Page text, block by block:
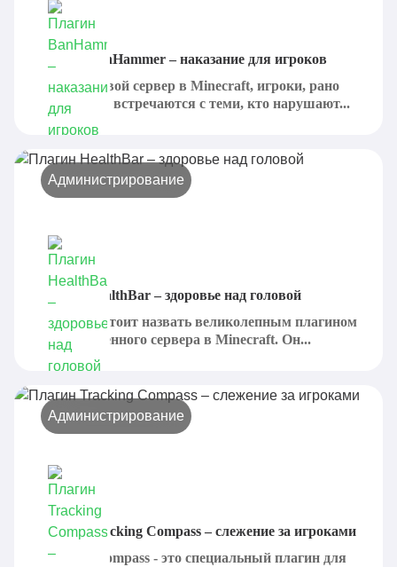
Плагин BanHammer – наказание для игроков
Создавая свой сервер в Minecraft, игроки, рано
или поздно, встречаются с теми, кто нарушают...
Администрирование
Плагин HealthBar – здоровье над головой
HealthBar стоит назвать великолепным плагином
для собственного сервера в Minecraft. Он...
Администрирование
Плагин Tracking Compass – слежение за игроками
Tracking Compass - это специальный плагин для